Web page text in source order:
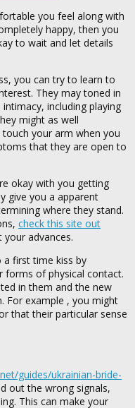
you feel along with
happy, then you
to wait and let details
you can try to learn to
They may toned in
including playing
might as well
your arm when you
that they are open to
okay with you getting
give you a apparent
where they stand.
check this site out
advances.
a first time kiss by
forms of physical contact.
in them and the new
For example , you might
that their particular sense
guides/ukrainian-bride-
out the wrong signals,
This can make your